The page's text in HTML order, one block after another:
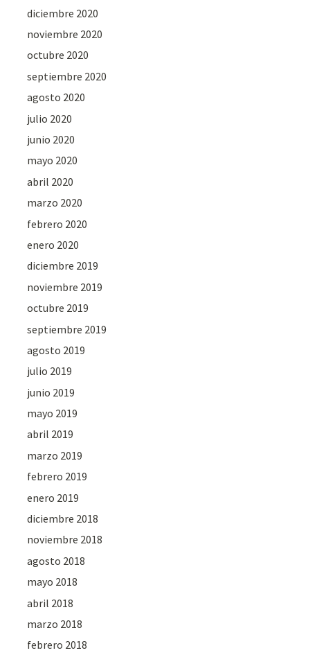
diciembre 2020
noviembre 2020
octubre 2020
septiembre 2020
agosto 2020
julio 2020
junio 2020
mayo 2020
abril 2020
marzo 2020
febrero 2020
enero 2020
diciembre 2019
noviembre 2019
octubre 2019
septiembre 2019
agosto 2019
julio 2019
junio 2019
mayo 2019
abril 2019
marzo 2019
febrero 2019
enero 2019
diciembre 2018
noviembre 2018
agosto 2018
mayo 2018
abril 2018
marzo 2018
febrero 2018